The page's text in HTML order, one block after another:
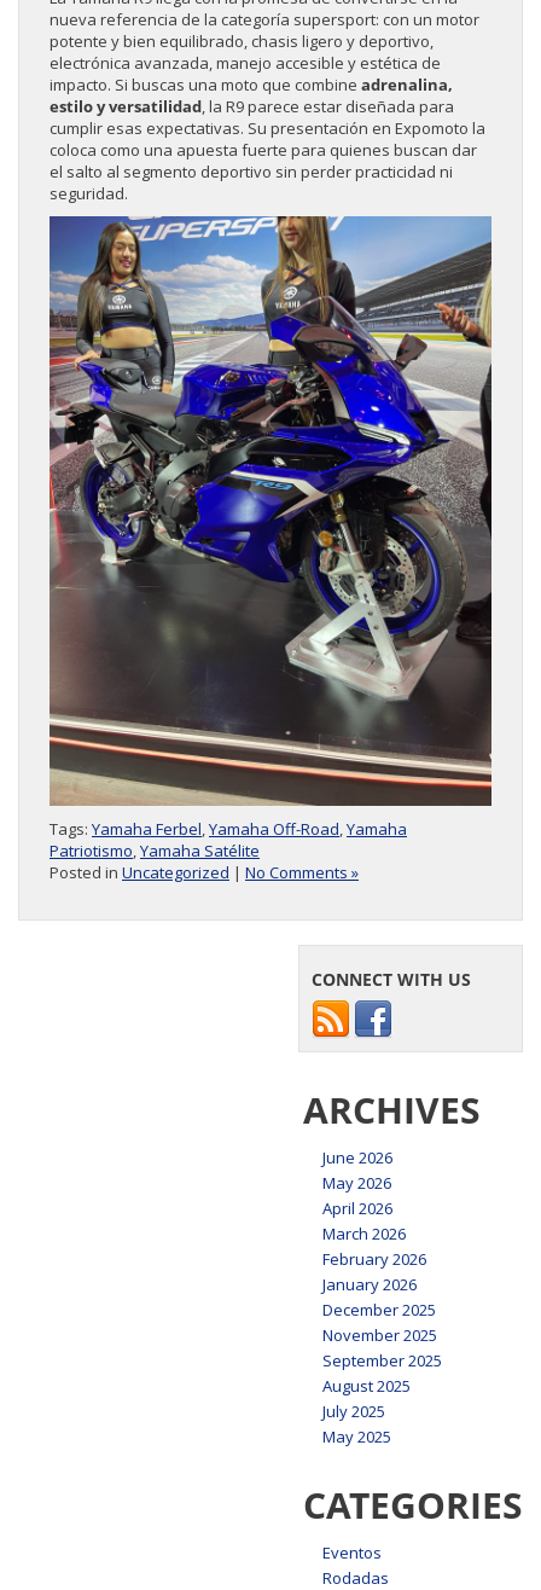
nueva referencia de la categoría supersport: con un motor
potente y bien equilibrado, chasis ligero y deportivo,
electrónica avanzada, manejo accesible y estética de
impacto. Si buscas una moto que combine adrenalina,
estilo y versatilidad, la R9 parece estar diseñada para
cumplir esas expectativas. Su presentación en Expomoto la
coloca como una apuesta fuerte para quienes buscan dar
el salto al segmento deportivo sin perder practicidad ni
seguridad.
Tags: Yamaha Ferbel,Yamaha Off-Road,Yamaha
Patriotismo,Yamaha Satélite
Posted in Uncategorized | No Comments »
CONNECT WITH US
ARCHIVES
June 2026
May 2026
April 2026
March 2026
February 2026
January 2026
December 2025
November 2025
September 2025
August 2025
July 2025
May 2025
CATEGORIES
Eventos
Rodadas